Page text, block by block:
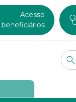
Acesso
beneficiários